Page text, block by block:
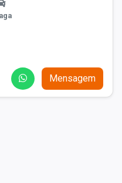
Mensagem